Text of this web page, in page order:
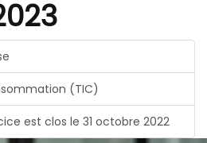
(TIC)
est clos le 31 octobre 2022